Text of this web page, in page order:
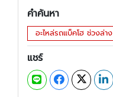
คำค้นหา
อะไหล่รถแบ็คโฮ ช่วงล่าง
แชร์